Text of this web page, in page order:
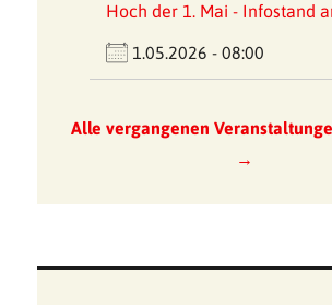
Hoch der 1. Mai - Infostand
1.05.2026 - 08:00
Alle vergangenen
→